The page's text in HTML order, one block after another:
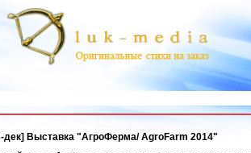
дек] Выставка "АгроФерма/ АgroFarm 2014"